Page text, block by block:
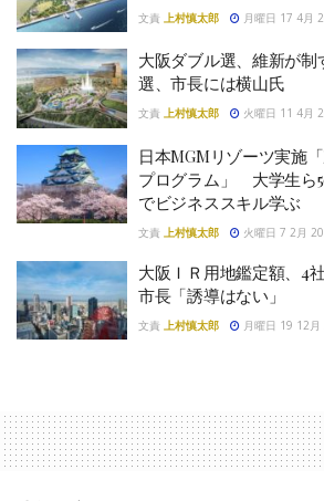
文責 上村慎太郎 月曜日 17 4月
大阪ダブル選、維新が
選、市長には横山氏
文責 上村慎太郎 火曜日 11 4月
日本MGMリゾーツ実施
プログラム」 大学生
でビジネススキル学ぶ
文責 上村慎太郎 火曜日 7 2月
大阪ＩＲ用地鑑定額、4
市長「誘導はない」
文責 上村慎太郎 月曜日 19 12